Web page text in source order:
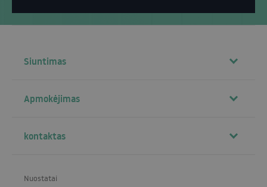
Siuntimas
Apmokėjimas
kontaktas
Nuostatai